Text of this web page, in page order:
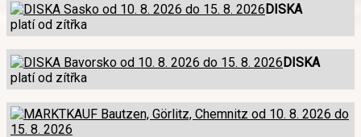
DISKA
platí od zítřka
DISKA
platí od zítřka